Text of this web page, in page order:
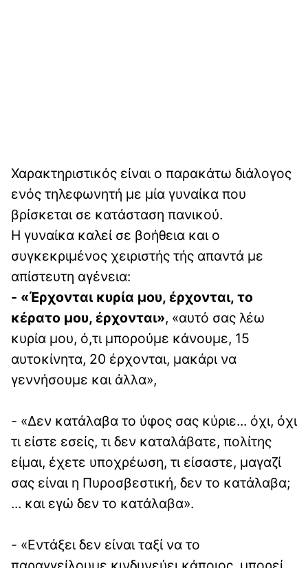
Χαρακτηριστικός είναι ο παρακάτω διάλογος
ενός τηλεφωνητή με μία γυναίκα που
βρίσκεται σε κατάσταση πανικού.
Η γυναίκα καλεί σε βοήθεια και ο
συγκεκριμένος χειριστής τής απαντά με
απίστευτη αγένεια:
- «Έρχονται κυρία μου, έρχονται, το
κέρατο μου, έρχονται», «αυτό σας λέω
κυρία μου, ό,τι μπορούμε κάνουμε, 15
αυτοκίνητα, 20 έρχονται, μακάρι να
γεννήσουμε και άλλα»,
- «Δεν κατάλαβα το ύφος σας κύριε... όχι, όχι
τι είστε εσείς, τι δεν καταλάβατε, πολίτης
είμαι, έχετε υποχρέωση, τι είσαστε, μαγαζί
σας είναι η Πυροσβεστική, δεν το κατάλαβα;
... και εγώ δεν το κατάλαβα».
- «Εντάξει δεν είναι ταξί να το